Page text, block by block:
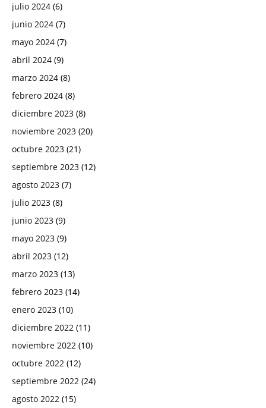
julio 2024 (6)
junio 2024 (7)
mayo 2024 (7)
abril 2024 (9)
marzo 2024 (8)
febrero 2024 (8)
diciembre 2023 (8)
noviembre 2023 (20)
octubre 2023 (21)
septiembre 2023 (12)
agosto 2023 (7)
julio 2023 (8)
junio 2023 (9)
mayo 2023 (9)
abril 2023 (12)
marzo 2023 (13)
febrero 2023 (14)
enero 2023 (10)
diciembre 2022 (11)
noviembre 2022 (10)
octubre 2022 (12)
septiembre 2022 (24)
agosto 2022 (15)